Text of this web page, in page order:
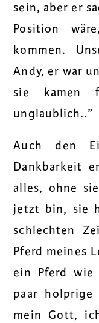
sein, aber er
Position
kommen.
Andy, er war
sie kamen
unglaublich..”
Auch den
Dankbarkeit
alles, ohne
jetzt bin, sie
schlechten
Pferd meines
ein Pferd
paar holprige
mein Gott,